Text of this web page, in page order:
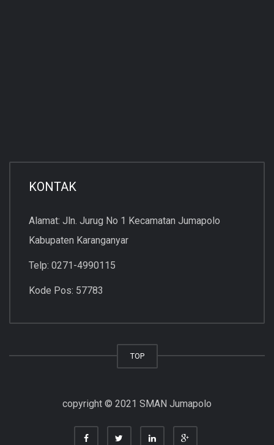
KONTAK
Alamat: Jln. Jurug No 1 Kecamatan Jumapolo
Kabupaten Karanganyar
Telp: 0271-4990115
Kode Pos: 57783
TOP
copyright © 2021 SMAN Jumapolo